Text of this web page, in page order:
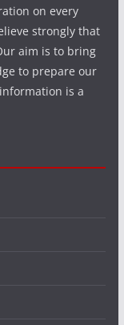
on every
strongly that
aim is to bring
to prepare our
is a